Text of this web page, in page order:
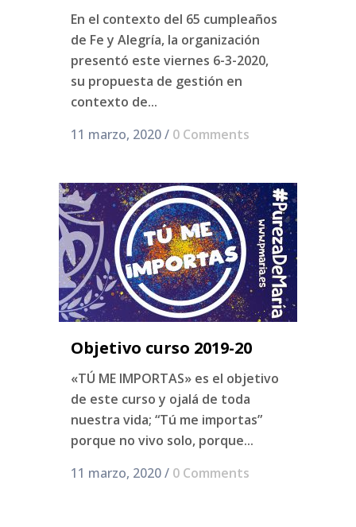
En el contexto del 65 cumpleaños
de Fe y Alegría, la organización
presentó este viernes 6-3-2020,
su propuesta de gestión en
contexto de...
11 marzo, 2020/ 0 Comments
Objetivo curso 2019-20
«TÚ ME IMPORTAS» es el objetivo
de este curso y ojalá de toda
nuestra vida; “Tú me importas”
porque no vivo solo, porque...
11 marzo, 2020/ 0 Comments